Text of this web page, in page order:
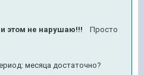
этом не нарушаю!!! Просто
месяца достаточно?